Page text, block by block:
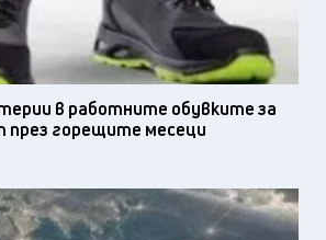
в работните обувките за
през горещите месеци